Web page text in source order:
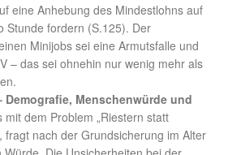
eine Anhebung des Mindestlohns auf
Stunde fordern (S.125). Der
Minijobs sei eine Armutsfalle und
– das sei ohnehin nur wenig mehr als
Demografie, Menschenwürde und
mit dem Problem „Riestern statt
fragt nach der Grundsicherung im Alter